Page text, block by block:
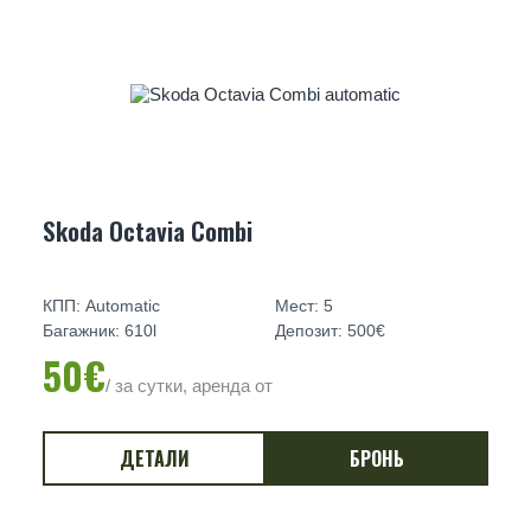
Skoda Octavia Combi
КПП: Automatic
Мест: 5
Багажник: 610l
Депозит: 500€
50€/ за сутки, аренда от
ДЕТАЛИ БРОНЬ